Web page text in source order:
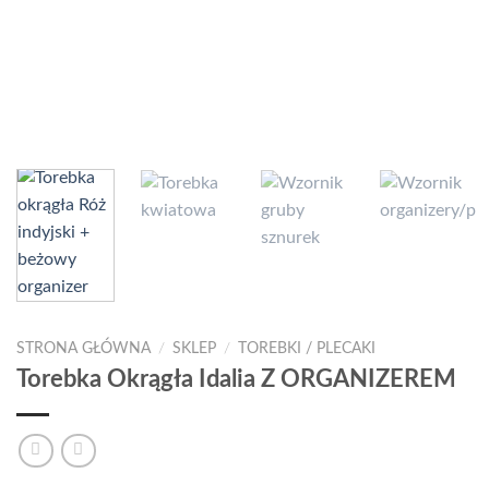
STRONA GŁÓWNA / SKLEP / TOREBKI / PLECAKI
Torebka Okrągła Idalia Z ORGANIZEREM